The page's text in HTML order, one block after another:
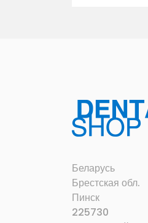
Беларусь
Брестская обл.
Пинск
225730